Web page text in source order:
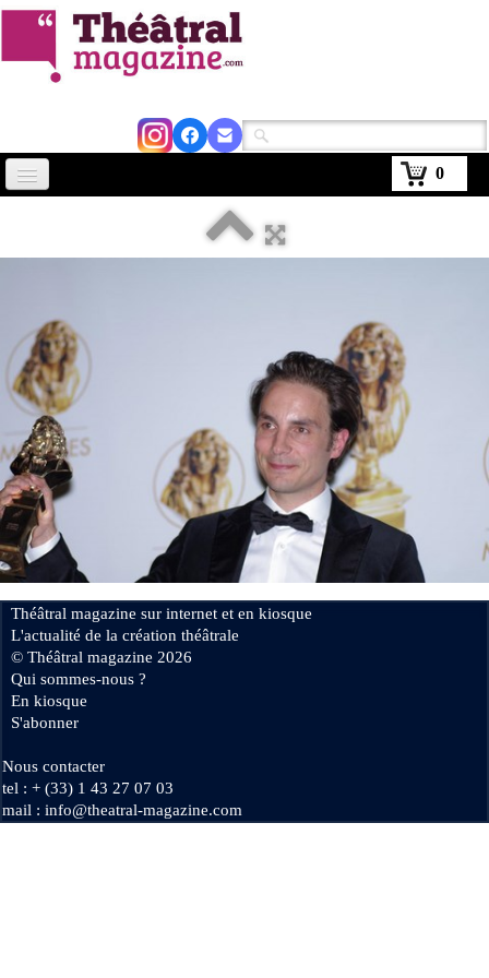
0
Actus
Critiques
Agenda
Kiosque
Abonnement
Se connecter
Théâtral magazine sur internet et en kiosque
L'actualité de la création théâtrale
© Théâtral magazine 2026
Qui sommes-nous ?
En kiosque
S'abonner
Nous contacter
tel : + (33) 1 43 27 07 03
mail : info@theatral-magazine.com